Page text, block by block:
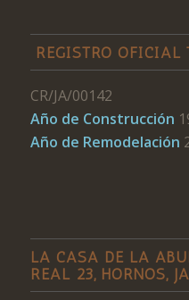
REGISTRO OFICIAL
CR/JA/00142
Año de Construcción
Año de Remodelación
LA CASA DE LA
REAL 23, HORNOS,